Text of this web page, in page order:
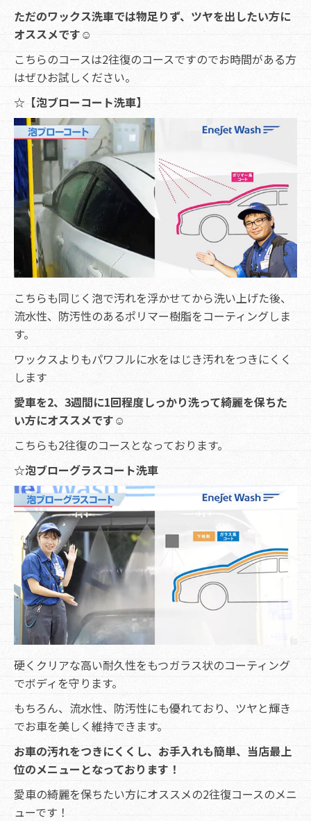
ただのワックス洗車では物足りず、ツヤを出したい方に
オススメです☺
こちらのコースは2往復のコースですのでお時間がある方
はぜひお試しください。
☆【泡ブローコート洗車】
こちらも同じく泡で汚れを浮かせてから洗い上げた後、
流水性、防汚性のあるポリマー樹脂をコーティングしま
す。
ワックスよりもパワフルに水をはじき汚れをつきにくく
します
愛車を2、3週間に1回程度しっかり洗って綺麗を保ちた
い方にオススメです☺
こちらも2往復のコースとなっております。
☆泡ブローグラスコート洗車
硬くクリアな高い耐久性をもつガラス状のコーティング
でボディを守ります。
もちろん、流水性、防汚性にも優れており、ツヤと輝き
でお車を美しく維持できます。
お車の汚れをつきにくくし、お手入れも簡単、当店最上
位のメニューとなっております！
愛車の綺麗を保ちたい方にオススメの2往復コースのメニ
ューです！